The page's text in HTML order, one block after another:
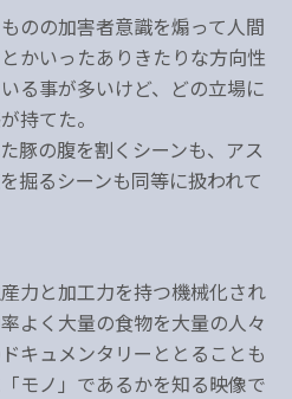
のの加害者意識を煽って人間
かいったありきたりな方向性
る事が多いけど、どの立場に
持てた。
豚の腹を割くシーンも、アス
掘るシーンも同等に扱われて
力と加工力を持つ機械化され
よく大量の食物を大量の人々
キュメンタリーととることも
モノ」であるかを知る映像で